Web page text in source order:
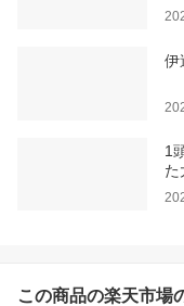
伊
1
た
この商品の楽天市場